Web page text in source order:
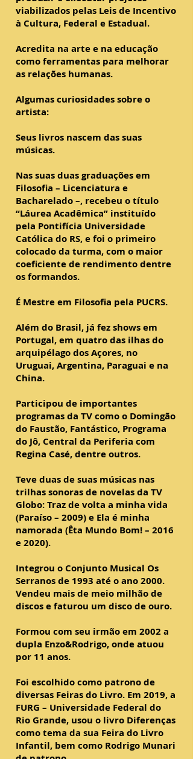
viabilizados pelas Leis de Incentivo
à Cultura, Federal e Estadual.
Acredita na arte e na educação
como ferramentas para melhorar
as relações humanas.
Algumas curiosidades sobre o
artista:
Seus livros nascem das suas
músicas.
Nas suas duas graduações em
Filosofia – Licenciatura e
Bacharelado –, recebeu o título
“Láurea Acadêmica” instituído
pela Pontifícia Universidade
Católica do RS, e foi o primeiro
colocado da turma, com o maior
coeficiente de rendimento dentre
os formandos.
É Mestre em Filosofia pela PUCRS.
Além do Brasil, já fez shows em
Portugal, em quatro das ilhas do
arquipélago dos Açores, no
Uruguai, Argentina, Paraguai e na
China.
Participou de importantes
programas da TV como o Domingão
do Faustão, Fantástico, Programa
do Jô, Central da Periferia com
Regina Casé, dentre outros.
Teve duas de suas músicas nas
trilhas sonoras de novelas da TV
Globo: Traz de volta a minha vida
(Paraíso – 2009) e Ela é minha
namorada (Êta Mundo Bom! – 2016
e 2020).
Integrou o Conjunto Musical Os
Serranos de 1993 até o ano 2000.
Vendeu mais de meio milhão de
discos e faturou um disco de ouro.
Formou com seu irmão em 2002 a
dupla Enzo&Rodrigo, onde atuou
por 11 anos.
Foi escolhido como patrono de
diversas Feiras do Livro. Em 2019, a
FURG – Universidade Federal do
Rio Grande, usou o livro Diferenças
como tema da sua Feira do Livro
Infantil, bem como Rodrigo Munari